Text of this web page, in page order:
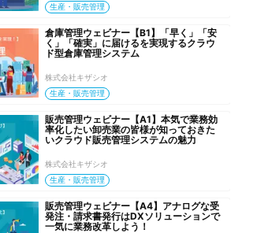
生産・販売管理
倉庫管理ウェビナー【B1】「早く」「安
く」「確実」に届けるを実現するクラウ
ド型倉庫管理システム
株式会社キザシオ
生産・販売管理
販売管理ウェビナー【A1】本気で業務効
率化したい卸売業の皆様が知っておきた
いクラウド販売管理システムの魅力
株式会社キザシオ
生産・販売管理
販売管理ウェビナー【A4】アナログな受
発注・請求書発行はDXソリューションで
一気に業務改革しよう！